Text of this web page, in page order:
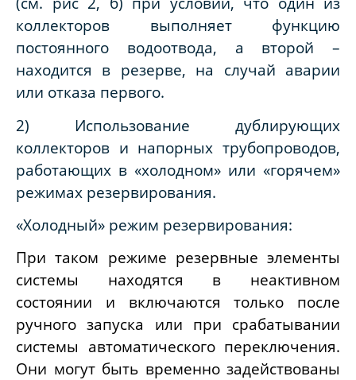
коллекторов выполняет функцию
постоянного водоотвода, а второй –
находится в резерве, на случай аварии
или отказа первого.
2) Использование дублирующих
коллекторов и напорных трубопроводов,
работающих в «холодном» или «горячем»
режимах резервирования.
«Холодный» режим резервирования:
При таком режиме резервные элементы
системы находятся в неактивном
состоянии и включаются только после
ручного запуска или при срабатывании
системы автоматического переключения.
Они могут быть временно задействованы